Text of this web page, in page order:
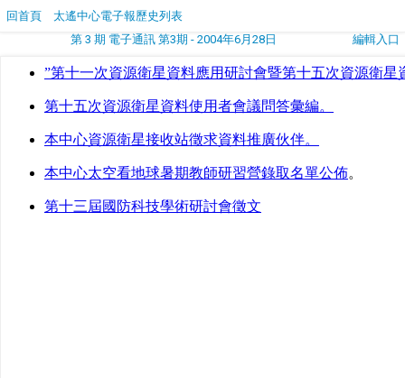
回首頁
太遙中心電子報歷史列表
第 3 期 電子通訊 第3期 - 2004年6月28日
編輯入口